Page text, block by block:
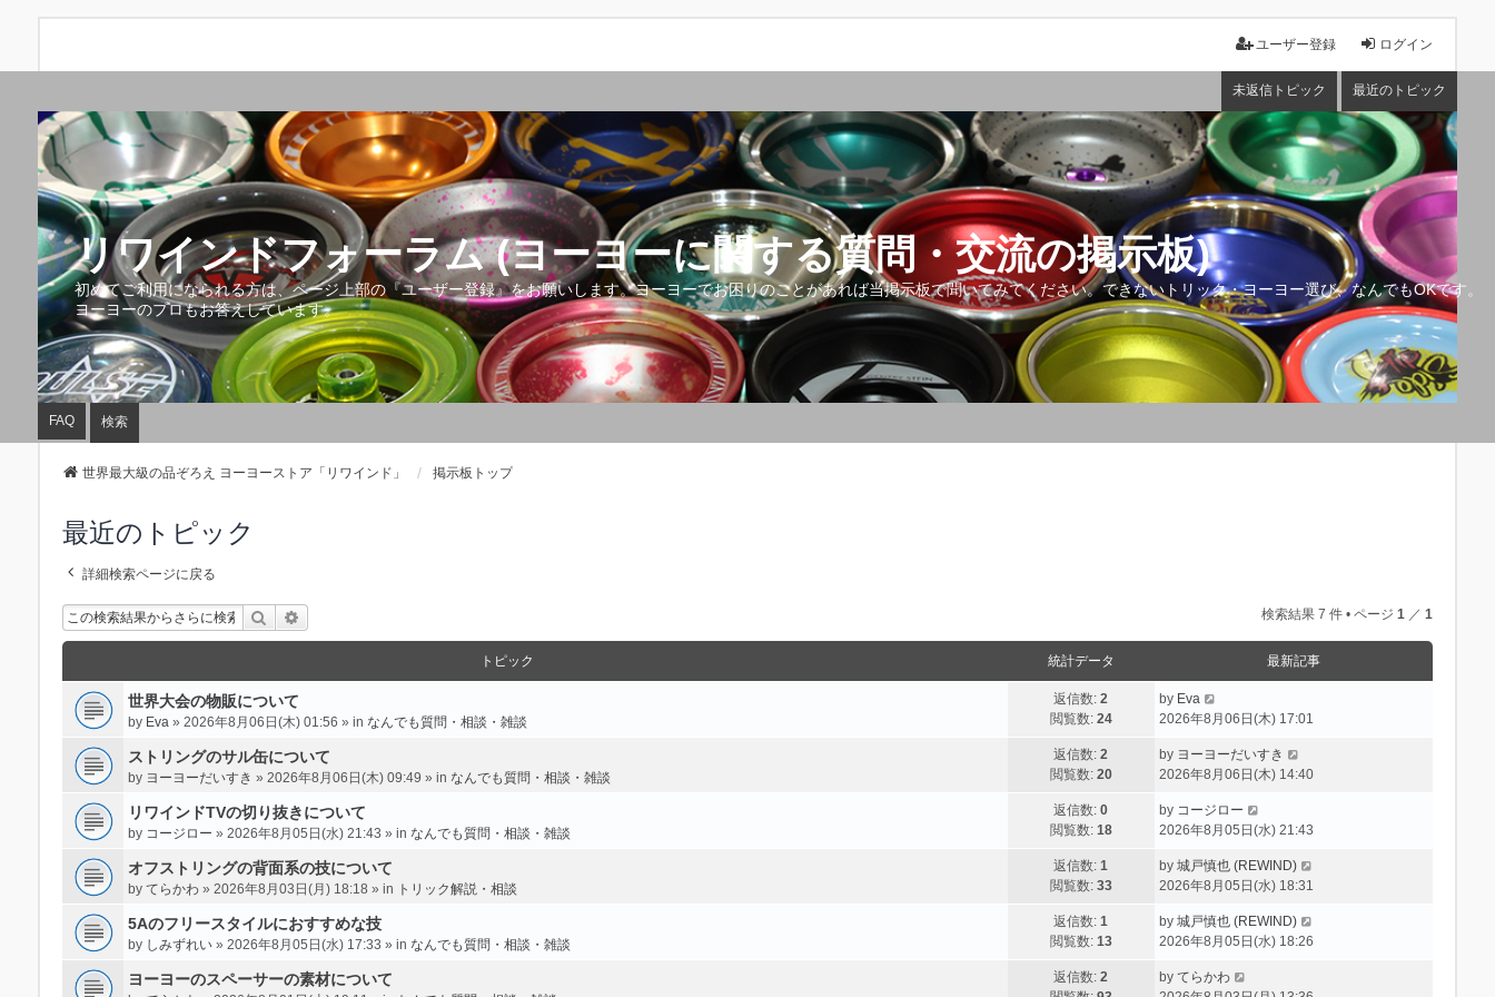
ログイン
ユーザー登録
未返信トピック 最近のトピック
リワインドフォーラム (ヨーヨーに関する質問・交流の掲示板)
初めてご利用になられる方は、ページ上部の『ユーザー登録』をお願いします。ヨーヨーでお困りのことがあれば当掲示板で聞いてみてください。できないトリック・ヨーヨー選び、なんでもOKです。
ヨーヨーのプロもお答えしています。
FAQ 検索
世界最大級の品ぞろえ ヨーヨーストア「リワインド」 掲示板トップ
最近のトピック
詳細検索ページに戻る
検索 検索結果 7 件 • ページ1 ／1
トピック 統計データ 最新記事
世界大会の物販について
by Eva » 2026年8月06日(木) 01:56 » in なんでも質問・相談・雑談
返信数:2
閲覧数: 24
by Eva
2026年8月06日(木) 17:01
ストリングのサル缶について
by ヨーヨーだいすき » 2026年8月06日(木) 09:49 » in なんでも質問・相談・雑談
返信数:2
閲覧数: 20
by ヨーヨーだいすき
2026年8月06日(木) 14:40
リワインドTVの切り抜きについて
by コージロー » 2026年8月05日(水) 21:43 » in なんでも質問・相談・雑談
返信数:0
閲覧数: 18
by コージロー
2026年8月05日(水) 21:43
オフストリングの背面系の技について
by てらかわ» 2026年8月03日(月) 18:18 » in トリック解説・相談
返信数:1
閲覧数: 33
by 城戸慎也 (REWIND)
2026年8月05日(水) 18:31
5Aのフリースタイルにおすすめな技
by しみずれい» 2026年8月05日(水) 17:33 » in なんでも質問・相談・雑談
返信数:1
閲覧数: 13
by 城戸慎也 (REWIND)
2026年8月05日(水) 18:26
ヨーヨーのスペーサーの素材について 返信数:2
by てらかわ